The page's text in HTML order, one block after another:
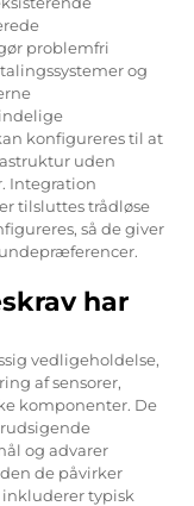
problemfri
og
konfigureres til at
uden
Integration
tilsluttes trådløse
så de giver
har
vedligeholdelse,
af sensorer,
komponenter. De
og advarer
de påvirker
typisk